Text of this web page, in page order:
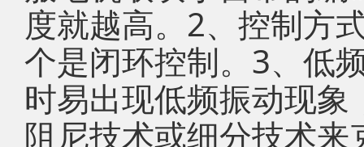
度就越高。2、控制方
个是闭环控制。3、低
时易出现低频振动现
阻尼技术或细分技术